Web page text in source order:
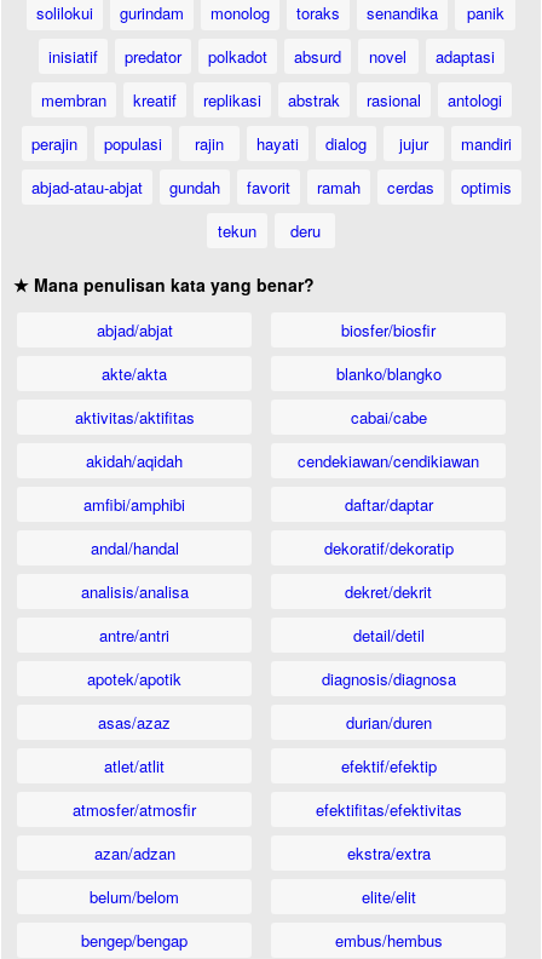
solilokui
gurindam monolog toraks senandika
panik
inisiatif
predator polkadot absurd novel
adaptasi
membran
kreatif replikasi abstrak rasional
antologi
perajin
populasi rajin hayati dialog jujur
mandiri
abjad-atau-abjat
gundah favorit ramah cerdas
optimis
tekun
deru
★ Mana penulisan kata yang benar?
abjad/abjat
akte/akta
aktivitas/aktifitas
akidah/aqidah
amfibi/amphibi
andal/handal
analisis/analisa
antre/antri
apotek/apotik
asas/azaz
atlet/atlit
atmosfer/atmosfir
azan/adzan
belum/belom
bengep/bengap
biosfer/biosfir
blanko/blangko
cabai/cabe
cendekiawan/cendikiawan
daftar/daptar
dekoratif/dekoratip
dekret/dekrit
detail/detil
diagnosis/diagnosa
durian/duren
efektif/efektip
efektifitas/efektivitas
ekstra/extra
elite/elit
embus/hembus